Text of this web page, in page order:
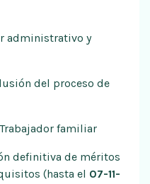
administrativo y
del proceso de
familiar
definitiva de méritos
(hasta el 07-11-